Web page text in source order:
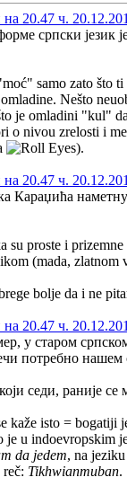
20.47 ч.
српски језик
samo zato što
Nešto
je omladini "kul"
o nivou zrelosti i
).
20.47 ч.
Караџића
su proste i
(mada,
bolje da i ne
20.47 ч.
у старом
потребно нашем
седи, раније се
kaže isto =
je u indoevropskim
da jedem, na
Tikhwianmuban.